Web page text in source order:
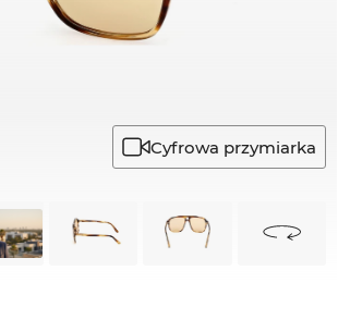
Cyfrowa przymiarka